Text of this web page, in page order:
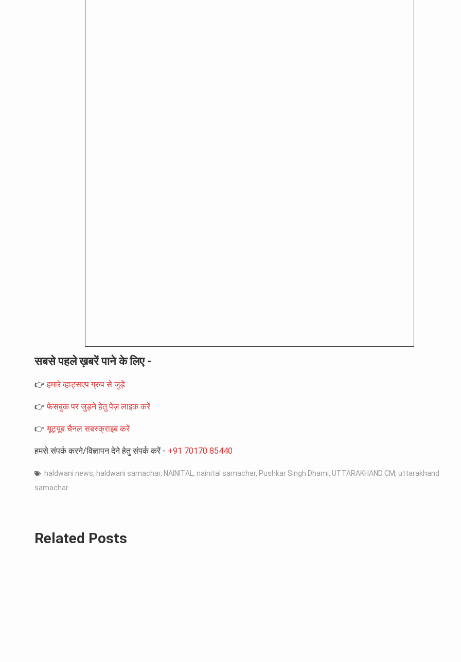
सबसे पहले ख़बरें पाने के लिए -
👉हमारे व्हाट्सएप ग्रुप से जुड़ें
👉फेसबुक पर जुड़ने हेतु पेज़ लाइक करें
👉यूट्यूब चैनल सबस्क्राइब करें
हमसे संपर्क करने/विज्ञापन देने हेतु संपर्क करें - +91 70170 85440
haldwani news, haldwani samachar, NAINITAL , nainital samachar, Pushkar Singh Dhami, UTTARAKHAND CM, uttarakhand
samachar
Related Posts